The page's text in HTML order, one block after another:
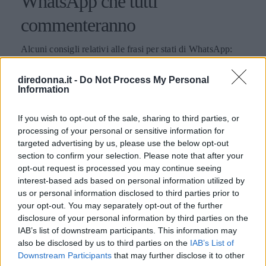
diredonna.it - Do Not Process My Personal
Information
If you wish to opt-out of the sale, sharing to third parties, or
processing of your personal or sensitive information for
targeted advertising by us, please use the below opt-out
section to confirm your selection. Please note that after your
opt-out request is processed you may continue seeing
interest-based ads based on personal information utilized by
us or personal information disclosed to third parties prior to
your opt-out. You may separately opt-out of the further
disclosure of your personal information by third parties on the
IAB’s list of downstream participants. This information may
also be disclosed by us to third parties on the IAB’s List of
Downstream Participants that may further disclose it to other
commenteranno
Alcuni consigli relativi alle frasi per stati di WhatsApp:
aforismi e citazioni.